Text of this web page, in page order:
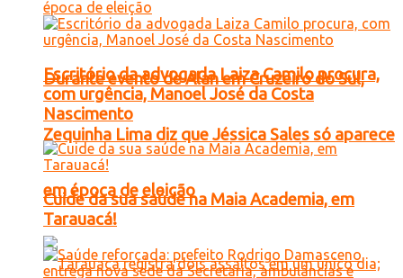
Durante evento de Alan em Cruzeiro do Sul,
Zequinha Lima diz que Jéssica Sales só aparece
em época de eleição
Escritório da advogada Laiza Camilo procura,
com urgência, Manoel José da Costa
Nascimento
Cuide da sua saúde na Maia Academia, em
Tarauacá!